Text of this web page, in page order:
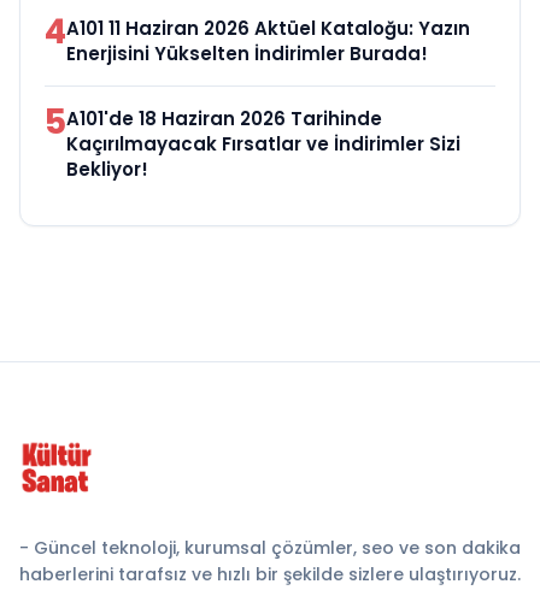
4A101 11 Haziran 2026 Aktüel Kataloğu: Yazın
Enerjisini Yükselten İndirimler Burada!
5A101'de 18 Haziran 2026 Tarihinde
Kaçırılmayacak Fırsatlar ve İndirimler Sizi
Bekliyor!
- Güncel teknoloji, kurumsal çözümler, seo ve son dakika
haberlerini tarafsız ve hızlı bir şekilde sizlere ulaştırıyoruz.